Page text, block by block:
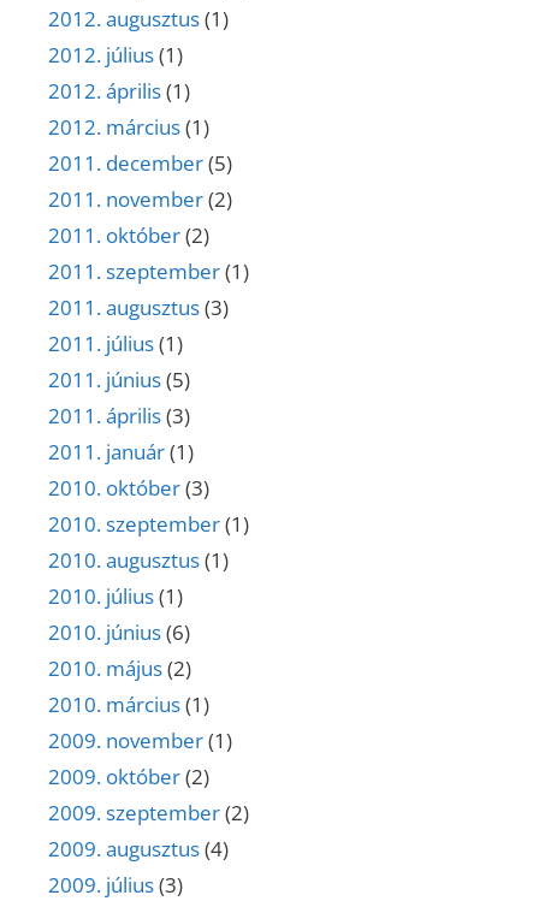
2012. augusztus(1)
2012. július(1)
2012. április(1)
2012. március(1)
2011. december(5)
2011. november(2)
2011. október(2)
2011. szeptember(1)
2011. augusztus(3)
2011. július(1)
2011. június(5)
2011. április(3)
2011. január(1)
2010. október(3)
2010. szeptember(1)
2010. augusztus(1)
2010. július(1)
2010. június(6)
2010. május(2)
2010. március(1)
2009. november(1)
2009. október(2)
2009. szeptember(2)
2009. augusztus(4)
2009. július(3)